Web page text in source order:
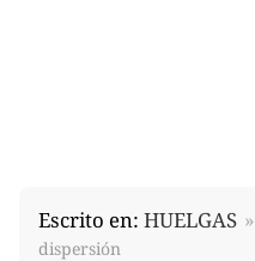
Escrito en: HUELGAS
dispersión